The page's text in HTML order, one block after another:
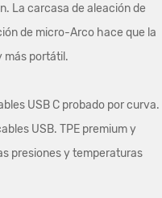
La carcasa de aleación de
de micro-Arco hace que la
más portátil.
USB C probado por curva.
USB. TPE premium y
presiones y temperaturas